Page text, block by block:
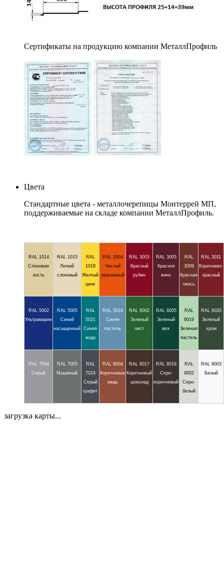
Сертификаты на продукцию компании МеталлПрофиль
Цвета
Стандартные цвета - металлочерепицы Монтеррей МП,
поддерживаемые на складе компании МеталлПрофиль.
RAL 1014
Слоновая
кость
RAL 1015
Легкий
слоновый
RAL
1018
Желтый
цинк
RAL 2004
Чистый
оранжевый
RAL 3003
Красный
рубин
RAL 3005
Красное
вино
RAL
3009
Красная
окись
RAL 3011
Коричнево-
красный
RAL 5002
Ультрамарин
RAL 5005
Синий
насыщенный
RAL
5021
Синяя
вода
RAL 5024
Синяя
пастель
RAL 6002
Зеленый
лист
RAL 6005
Зеленый
мох
RAL
6019
Зеленая
пастель
RAL 6020
Зеленый
хром
RAL 7004
Серый
RAL 7005
Мышиный
RAL
7024
Серый
графит
RAL 8004
Коричневая
медь
RAL 8017
Коричневый
шоколад
RAL 8019
Серо-
коричневый
RAL
9002
Серо-
белый
RAL 9003
Белый
загрузка карты...